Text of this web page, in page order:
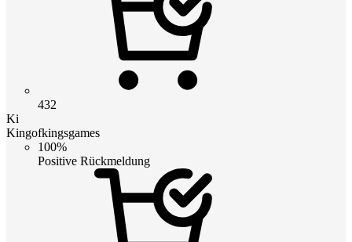
432
Ki
Kingofkingsgames
100%
Positive Rückmeldung